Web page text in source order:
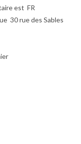
est FR
30 rue des Sables
Gare